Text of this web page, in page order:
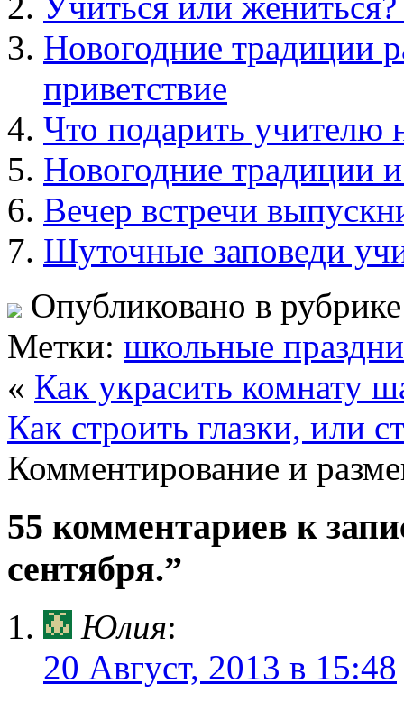
Новогодние традиции
приветствие
Что подарить учителю
Новогодние традиции
Вечер встречи
Шуточные заповеди
Опубликовано в
Метки: школьные
« Как украсить комнату
Как строить глазки, или
Комментирование и
55 комментариев к
сентября.”
Юлия:
20 Август, 2013 в 15:48